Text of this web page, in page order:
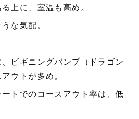
上に、室温も高め。
な気配。
ビギニングバンプ（ドラゴン
ウトが多め。
トでのコースアウト率は、低